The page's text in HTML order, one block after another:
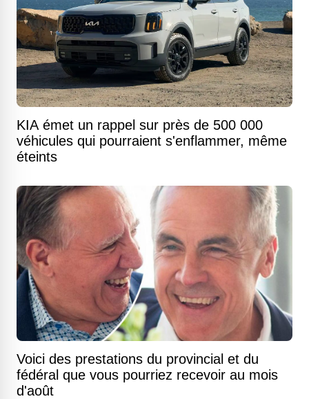
KIA émet un rappel sur près de 500 000
véhicules qui pourraient s'enflammer, même
éteints
Voici des prestations du provincial et du
fédéral que vous pourriez recevoir au mois
d'août